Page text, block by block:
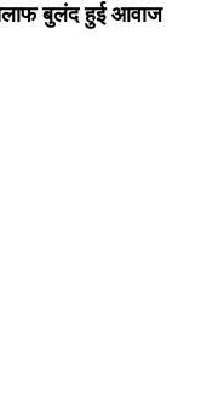
बुलंद हुई आवाज